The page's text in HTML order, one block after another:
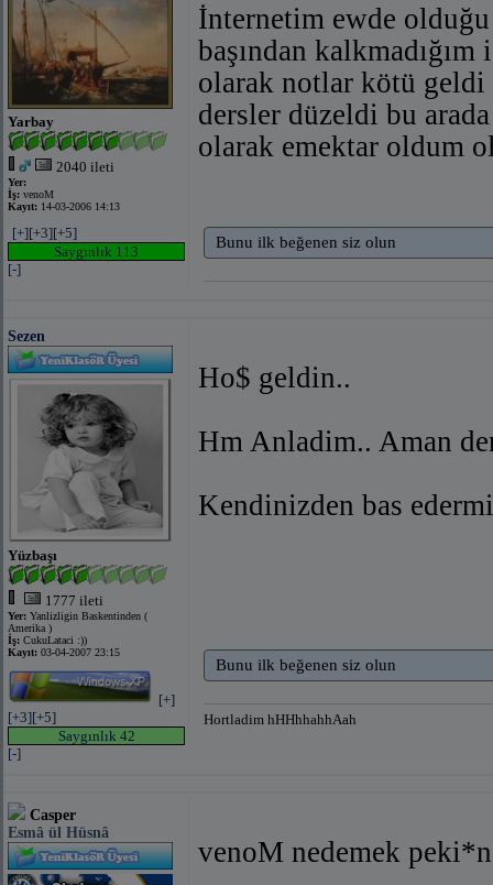
Yarbay
2040 ileti
Yer:
İş: venoM
Kayıt: 14-03-2006 14:13
[+][+3][+5]
Saygınlık 113
[-]
İnternetim ewde
başından
olarak notlar kötü
dersler düzeldi bu
olarak emektar oldum
Bunu ilk beğenen siz olun
Sezen
Yüzbaşı
1777 ileti
Yer: Yanlizligin Baskentinden (
Amerika )
İş: CukuLataci :))
Kayıt: 03-04-2007 23:15
[+]
[+3][+5]
Saygınlık 42
[-]
Ho$ geldin..
Hm Anladim.. Aman
Kendinizden bas
Bunu ilk beğenen siz olun
Hortladim hHHhhahhAah
Casper
Esmâ ül Hüsnâ
venoM nedemek